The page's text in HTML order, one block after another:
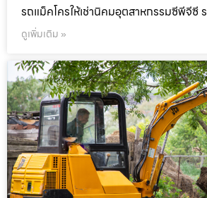
รถแม็คโครให้เช่านิคมอุตสาหกรรมซีพีจีซี ร
ดูเพิ่มเติม »